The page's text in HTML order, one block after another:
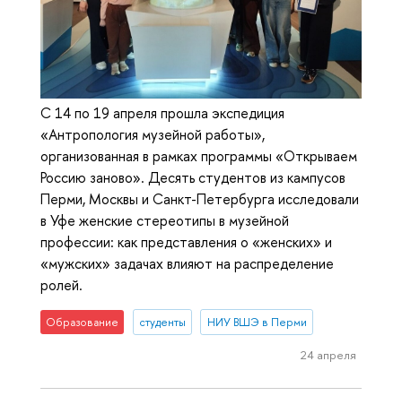
С 14 по 19 апреля прошла экспедиция
«Антропология музейной работы»,
организованная в рамках программы «Открываем
Россию заново». Десять студентов из кампусов
Перми, Москвы и Санкт-Петербурга исследовали
в Уфе женские стереотипы в музейной
профессии: как представления о «женских» и
«мужских» задачах влияют на распределение
ролей.
Образование студенты НИУ ВШЭ в Перми
24 апреля